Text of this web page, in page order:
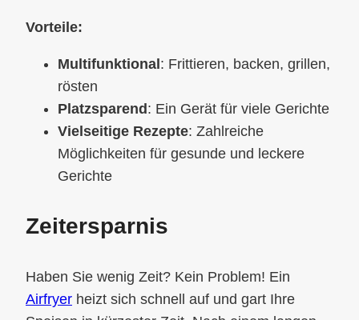
Vorteile:
Multifunktional: Frittieren, backen, grillen,
rösten
Platzsparend: Ein Gerät für viele Gerichte
Vielseitige Rezepte: Zahlreiche
Möglichkeiten für gesunde und leckere
Gerichte
Zeitersparnis
Haben Sie wenig Zeit? Kein Problem! Ein
Airfryer heizt sich schnell auf und gart Ihre